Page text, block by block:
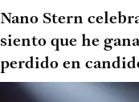
Nano Stern
siento que he
perdido en